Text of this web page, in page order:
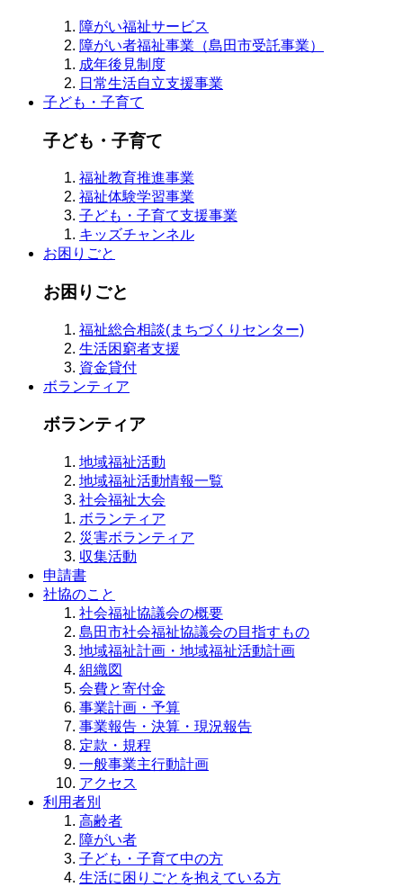
障がい福祉サービス
障がい者福祉事業（島田市受託事業）
成年後見制度
日常生活自立支援事業
子ども・子育て
子ども・子育て
福祉教育推進事業
福祉体験学習事業
子ども・子育て支援事業
キッズチャンネル
お困りごと
お困りごと
福祉総合相談(まちづくりセンター)
生活困窮者支援
資金貸付
ボランティア
ボランティア
地域福祉活動
地域福祉活動情報一覧
社会福祉大会
ボランティア
災害ボランティア
収集活動
申請書
社協のこと
社会福祉協議会の概要
島田市社会福祉協議会の目指すもの
地域福祉計画・地域福祉活動計画
組織図
会費と寄付金
事業計画・予算
事業報告・決算・現況報告
定款・規程
一般事業主行動計画
アクセス
利用者別
高齢者
障がい者
子ども・子育て中の方
生活に困りごとを抱えている方